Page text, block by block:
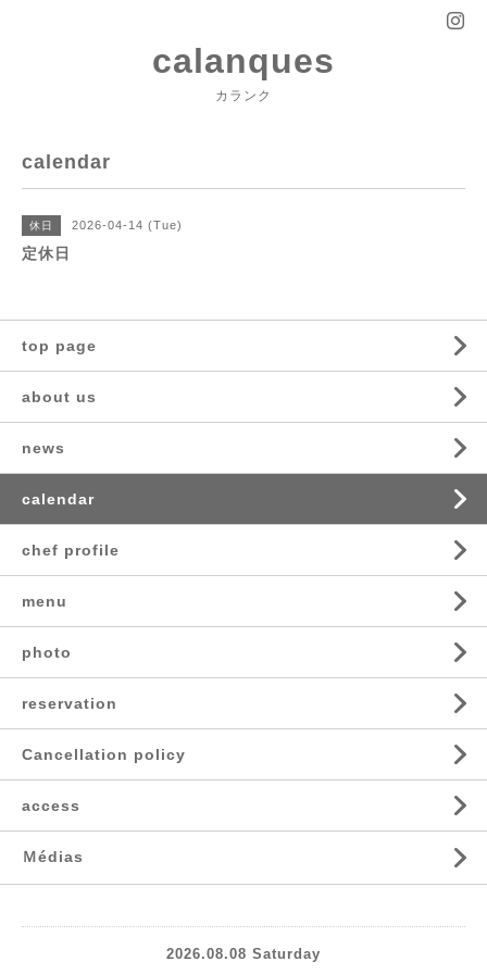
calanques
カランク
calendar
休日 2026-04-14 (Tue)
定休日
top page
about us
news
calendar
chef profile
menu
photo
reservation
Cancellation policy
access
Ｍédias
2026.08.08 Saturday